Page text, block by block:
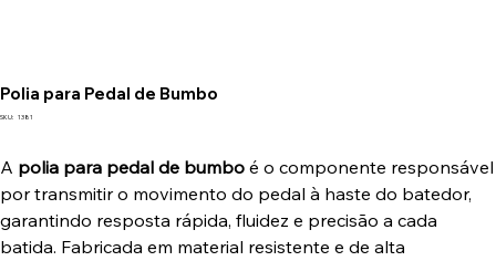
Polia para Pedal de Bumbo
SKU: SKU
1381
A polia para pedal de bumbo é o componente responsável
por transmitir o movimento do pedal à haste do batedor,
garantindo resposta rápida, fluidez e precisão a cada
batida. Fabricada em material resistente e de alta